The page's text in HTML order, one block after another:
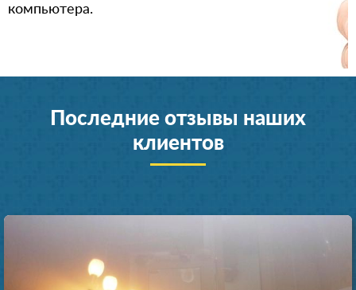
компьютера.
Последние отзывы наших
клиентов